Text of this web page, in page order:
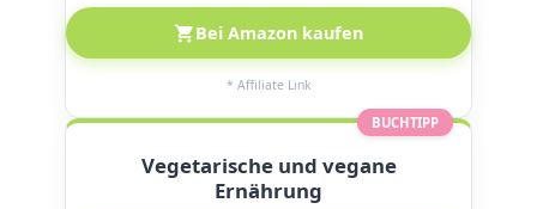
Bei Amazon kaufen
* Affiliate Link
BUCHTIPP
Vegetarische und vegane
Ernährung